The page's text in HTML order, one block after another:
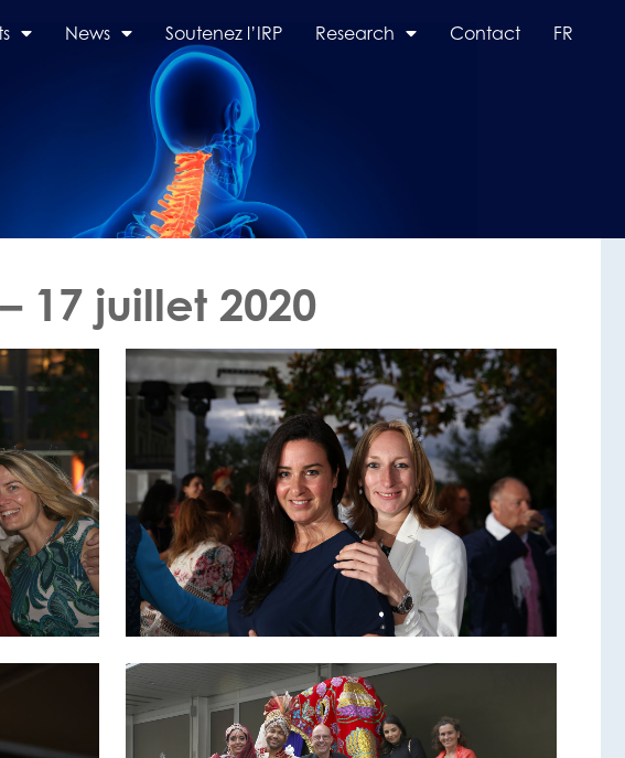
News Soutenez l’IRP Research Contact FR
17 juillet 2020